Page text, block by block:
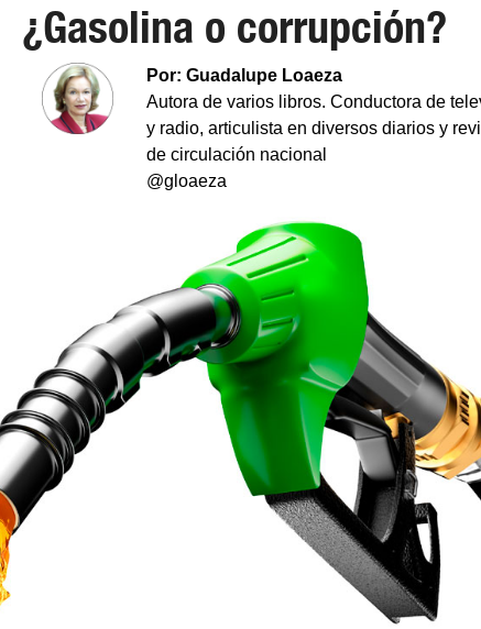
¿Gasolina o corrupción?
Por: Guadalupe Loaeza
Autora de varios libros. Conductora de
y radio, articulista en diversos diarios y
de circulación nacional
@gloaeza